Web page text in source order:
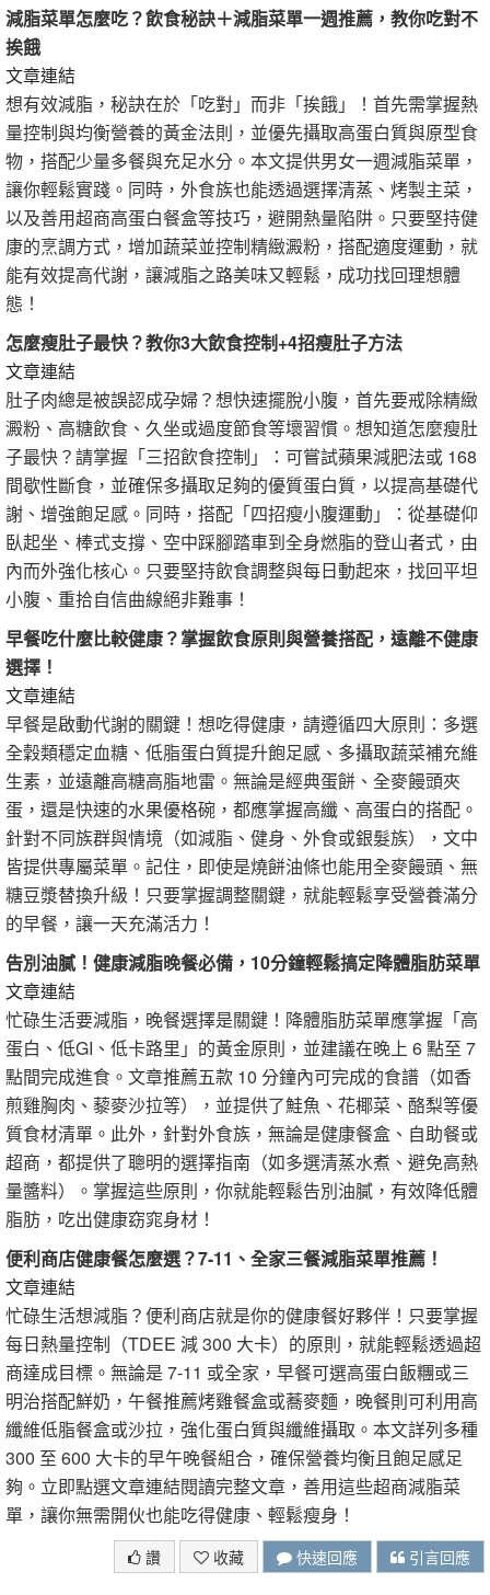
減脂菜單怎麼吃？飲食秘訣＋減脂菜單一週推薦，教你吃對不
挨餓
文章連結
想有效減脂，秘訣在於「吃對」而非「挨餓」！首先需掌握熱
量控制與均衡營養的黃金法則，並優先攝取高蛋白質與原型食
物，搭配少量多餐與充足水分。本文提供男女一週減脂菜單，
讓你輕鬆實踐。同時，外食族也能透過選擇清蒸、烤製主菜，
以及善用超商高蛋白餐盒等技巧，避開熱量陷阱。只要堅持健
康的烹調方式，增加蔬菜並控制精緻澱粉，搭配適度運動，就
能有效提高代謝，讓減脂之路美味又輕鬆，成功找回理想體
態！
怎麼瘦肚子最快？教你3大飲食控制+4招瘦肚子方法
文章連結
肚子肉總是被誤認成孕婦？想快速擺脫小腹，首先要戒除精緻
澱粉、高糖飲食、久坐或過度節食等壞習慣。想知道怎麼瘦肚
子最快？請掌握「三招飲食控制」：可嘗試蘋果減肥法或 168
間歇性斷食，並確保多攝取足夠的優質蛋白質，以提高基礎代
謝、增強飽足感。同時，搭配「四招瘦小腹運動」：從基礎仰
臥起坐、棒式支撐、空中踩腳踏車到全身燃脂的登山者式，由
內而外強化核心。只要堅持飲食調整與每日動起來，找回平坦
小腹、重拾自信曲線絕非難事！
早餐吃什麼比較健康？掌握飲食原則與營養搭配，遠離不健康
選擇！
文章連結
早餐是啟動代謝的關鍵！想吃得健康，請遵循四大原則：多選
全穀類穩定血糖、低脂蛋白質提升飽足感、多攝取蔬菜補充維
生素，並遠離高糖高脂地雷。無論是經典蛋餅、全麥饅頭夾
蛋，還是快速的水果優格碗，都應掌握高纖、高蛋白的搭配。
針對不同族群與情境（如減脂、健身、外食或銀髮族），文中
皆提供專屬菜單。記住，即使是燒餅油條也能用全麥饅頭、無
糖豆漿替換升級！只要掌握調整關鍵，就能輕鬆享受營養滿分
的早餐，讓一天充滿活力！
告別油膩！健康減脂晚餐必備，10分鐘輕鬆搞定降體脂肪菜單
文章連結
忙碌生活要減脂，晚餐選擇是關鍵！降體脂肪菜單應掌握「高
蛋白、低GI、低卡路里」的黃金原則，並建議在晚上 6 點至 7
點間完成進食。文章推薦五款 10 分鐘內可完成的食譜（如香
煎雞胸肉、藜麥沙拉等），並提供了鮭魚、花椰菜、酪梨等優
質食材清單。此外，針對外食族，無論是健康餐盒、自助餐或
超商，都提供了聰明的選擇指南（如多選清蒸水煮、避免高熱
量醬料）。掌握這些原則，你就能輕鬆告別油膩，有效降低體
脂肪，吃出健康窈窕身材！
便利商店健康餐怎麼選？7-11、全家三餐減脂菜單推薦！
文章連結
忙碌生活想減脂？便利商店就是你的健康餐好夥伴！只要掌握
每日熱量控制（TDEE 減 300 大卡）的原則，就能輕鬆透過超
商達成目標。無論是 7-11 或全家，早餐可選高蛋白飯糰或三
明治搭配鮮奶，午餐推薦烤雞餐盒或蕎麥麵，晚餐則可利用高
纖維低脂餐盒或沙拉，強化蛋白質與纖維攝取。本文詳列多種
300 至 600 大卡的早午晚餐組合，確保營養均衡且飽足感足
夠。立即點選文章連結閱讀完整文章，善用這些超商減脂菜
單，讓你無需開伙也能吃得健康、輕鬆瘦身！
讚 收藏 快速回應 引言回應